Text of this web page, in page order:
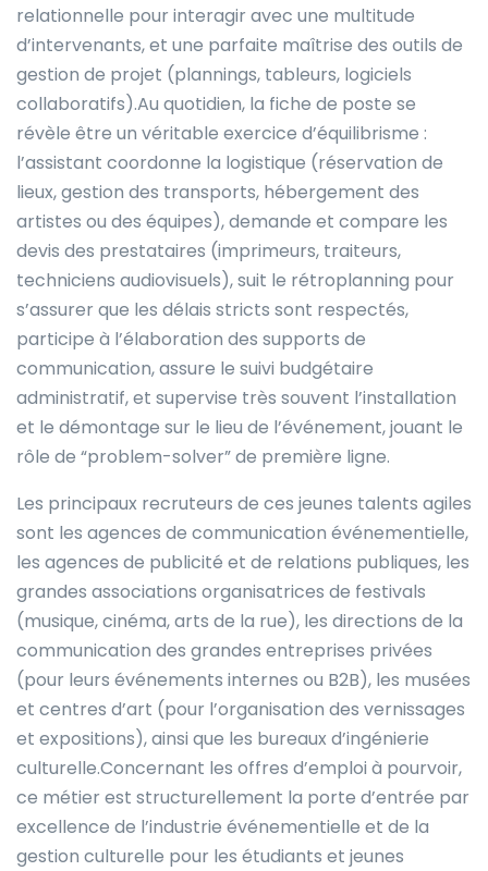
relationnelle pour interagir avec une multitude
d’intervenants, et une parfaite maîtrise des outils de
gestion de projet (plannings, tableurs, logiciels
collaboratifs).Au quotidien, la fiche de poste se
révèle être un véritable exercice d’équilibrisme :
l’assistant coordonne la logistique (réservation de
lieux, gestion des transports, hébergement des
artistes ou des équipes), demande et compare les
devis des prestataires (imprimeurs, traiteurs,
techniciens audiovisuels), suit le rétroplanning pour
s’assurer que les délais stricts sont respectés,
participe à l’élaboration des supports de
communication, assure le suivi budgétaire
administratif, et supervise très souvent l’installation
et le démontage sur le lieu de l’événement, jouant le
rôle de “problem-solver” de première ligne.
Les principaux recruteurs de ces jeunes talents agiles
sont les agences de communication événementielle,
les agences de publicité et de relations publiques, les
grandes associations organisatrices de festivals
(musique, cinéma, arts de la rue), les directions de la
communication des grandes entreprises privées
(pour leurs événements internes ou B2B), les musées
et centres d’art (pour l’organisation des vernissages
et expositions), ainsi que les bureaux d’ingénierie
culturelle.Concernant les offres d’emploi à pourvoir,
ce métier est structurellement la porte d’entrée par
excellence de l’industrie événementielle et de la
gestion culturelle pour les étudiants et jeunes